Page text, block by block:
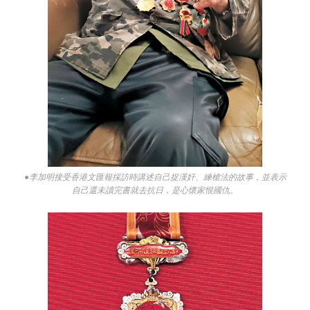
●李加明接受香港文匯報採訪時講述自己捉漢奸、練槍法的故事，並表示
自己還未讀完書就去抗日，是心懷家恨國仇。